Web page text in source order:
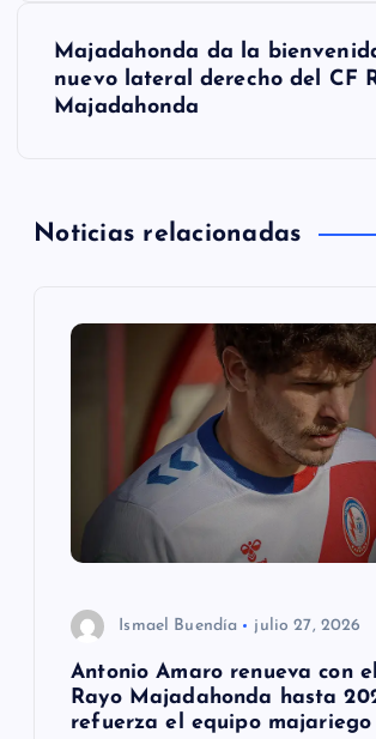
c
Majadahonda da la
nuevo lateral derecho del CF
Majadahonda
Noticias relacionadas
Ismael Buendía julio 27, 2026
Antonio Amaro renueva con
Rayo Majadahonda hasta
refuerza el equipo majariego